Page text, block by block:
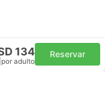
134
por adulto
Reservar